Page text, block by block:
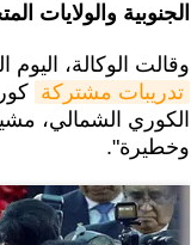
الجنوبية والولايات
وقالت الوكالة،
تدريبات مشتركة
الكوري الشمالي،
وخطيرة".